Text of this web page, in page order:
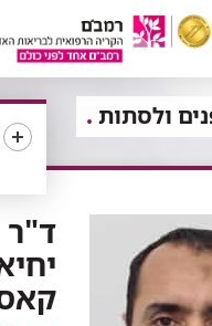
ולסתות
ד"ר